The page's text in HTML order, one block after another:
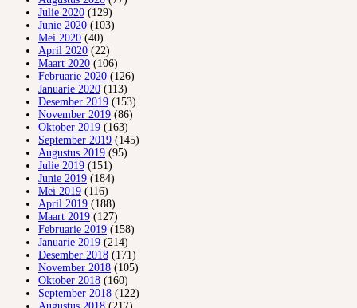
Julie 2020 (129)
Junie 2020 (103)
Mei 2020 (40)
April 2020 (22)
Maart 2020 (106)
Februarie 2020 (126)
Januarie 2020 (113)
Desember 2019 (153)
November 2019 (86)
Oktober 2019 (163)
September 2019 (145)
Augustus 2019 (95)
Julie 2019 (151)
Junie 2019 (184)
Mei 2019 (116)
April 2019 (188)
Maart 2019 (127)
Februarie 2019 (158)
Januarie 2019 (214)
Desember 2018 (171)
November 2018 (105)
Oktober 2018 (160)
September 2018 (122)